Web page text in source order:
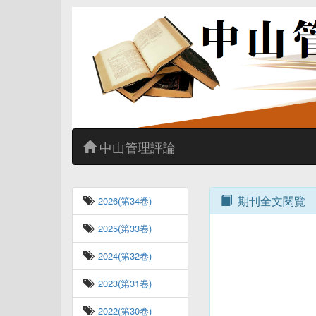
中山管理評論
2026(第34卷)
2025(第33卷)
2024(第32卷)
2023(第31卷)
2022(第30卷)
期刊全文閱覽